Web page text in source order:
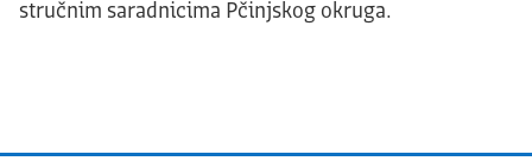
stručnim saradnicima Pčinjskog okruga.